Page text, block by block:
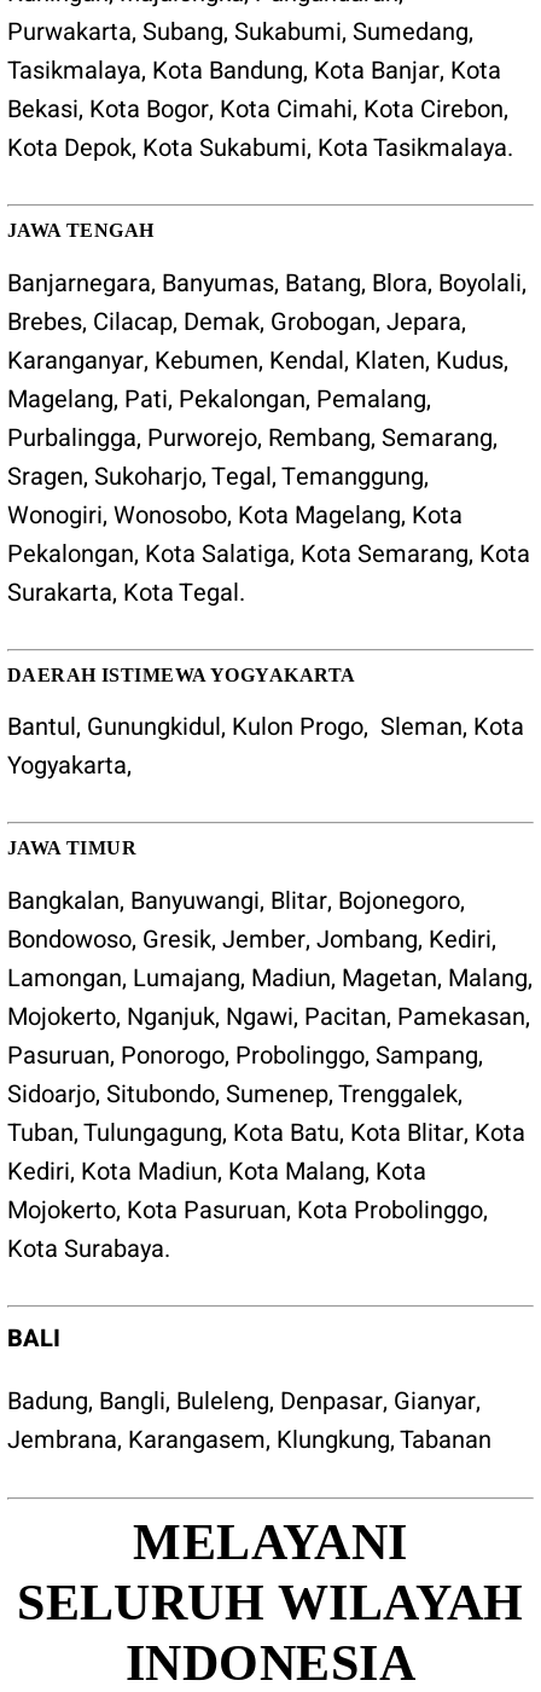
Purwakarta, Subang, Sukabumi, Sumedang,
Tasikmalaya, Kota Bandung, Kota Banjar, Kota
Bekasi, Kota Bogor, Kota Cimahi, Kota Cirebon,
Kota Depok, Kota Sukabumi, Kota Tasikmalaya.
JAWA TENGAH
Banjarnegara, Banyumas, Batang, Blora, Boyolali,
Brebes, Cilacap, Demak, Grobogan, Jepara,
Karanganyar, Kebumen, Kendal, Klaten, Kudus,
Magelang, Pati, Pekalongan, Pemalang,
Purbalingga, Purworejo, Rembang, Semarang,
Sragen, Sukoharjo,Tegal,Temanggung,
Wonogiri, Wonosobo, Kota Magelang, Kota
Pekalongan, Kota Salatiga, Kota Semarang, Kota
Surakarta, Kota Tegal.
DAERAH ISTIMEWA YOGYAKARTA
Bantul, Gunungkidul, Kulon Progo, Sleman, Kota
Yogyakarta,
JAWA TIMUR
Bangkalan, Banyuwangi, Blitar, Bojonegoro,
Bondowoso, Gresik, Jember, Jombang, Kediri,
Lamongan, Lumajang, Madiun, Magetan, Malang,
Mojokerto, Nganjuk, Ngawi, Pacitan, Pamekasan,
Pasuruan, Ponorogo, Probolinggo, Sampang,
Sidoarjo, Situbondo, Sumenep, Trenggalek,
Tuban, Tulungagung, Kota Batu, Kota Blitar, Kota
Kediri, Kota Madiun, Kota Malang, Kota
Mojokerto, Kota Pasuruan, Kota Probolinggo,
Kota Surabaya.
BALI
Badung, Bangli, Buleleng, Denpasar, Gianyar,
Jembrana, Karangasem, Klungkung, Tabanan
MELAYANI
SELURUH WILAYAH
INDONESIA